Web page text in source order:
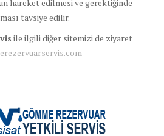
hareket edilmesi ve gerektiğinde
tavsiye edilir.
ile ilgili diğer sitemizi de ziyaret